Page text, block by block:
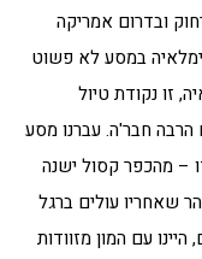
ובדרום אמריקה
במסע לא פשוט
זו נקודת טיול
חבר'ה. עברנו מסע
– מהכפר קסול ישנה
שאחריו עולים ברגל
עם המון מזוודות